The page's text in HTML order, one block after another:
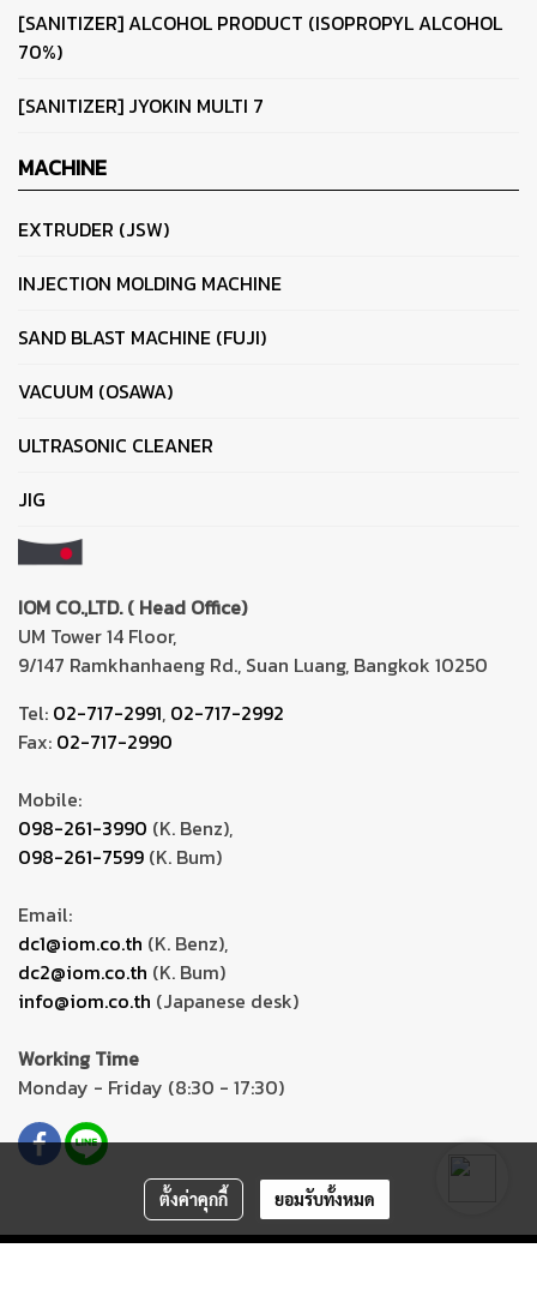
[SANITIZER] ALCOHOL PRODUCT (ISOPROPYL ALCOHOL
70%)
[SANITIZER] JYOKIN MULTI 7
MACHINE
EXTRUDER (JSW)
INJECTION MOLDING MACHINE
SAND BLAST MACHINE (FUJI)
VACUUM (OSAWA)
ULTRASONIC CLEANER
JIG
IOM CO.,LTD. ( Head Office)
UM Tower 14 Floor,
9/147 Ramkhanhaeng Rd., Suan Luang, Bangkok 10250
Tel: 02-717-2991, 02-717-2992
Fax: 02-717-2990
Mobile:
098-261-3990 (K. Benz),
098-261-7599 (K. Bum)
Email:
dc1@iom.co.th (K. Benz),
dc2@iom.co.th (K. Bum)
info@iom.co.th (Japanese desk)
Working Time
Monday - Friday (8:30 - 17:30)
ตั้งค่าคุกกี้ ยอมรับทั้งหมด